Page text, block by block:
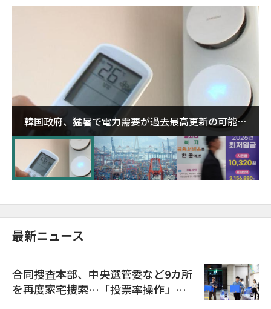
韓国政府、猛暑で電力需要が過去最高更新の可能性
に需給対応体制を点検
最新ニュース
合同捜査本部、中央選管委など9カ所
を再度家宅捜索…「投票率操作」の